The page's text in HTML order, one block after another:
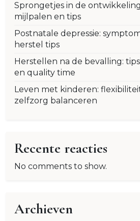
Sprongetjes in de
mijlpalen en tips
Postnatale depressie:
herstel tips
Herstellen na de bevalling:
en quality time
Leven met kinderen:
zelfzorg balanceren
Recente reacties
No comments to show.
Archieven